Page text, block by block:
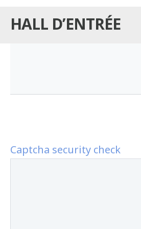
HALL D’ENTRÉE
Captcha security check